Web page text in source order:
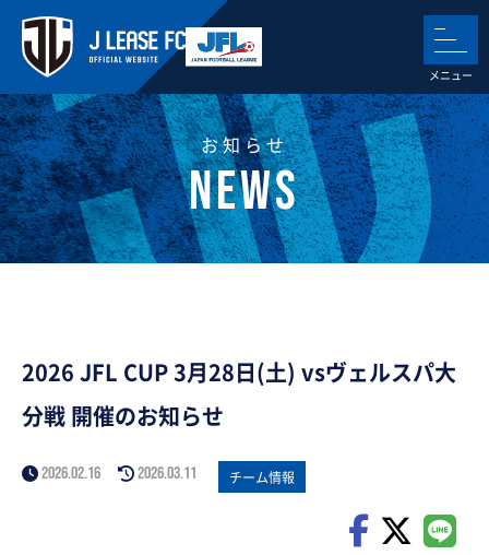
お知らせ
2026 JFL CUP 3月28日(土) vsヴェルスパ大
分戦 開催のお知らせ
2026.02.16 2026.03.11 チーム情報